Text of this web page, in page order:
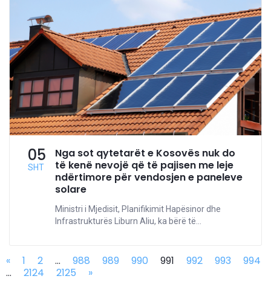
05
SHT
Nga sot qytetarët e Kosovës nuk do
të kenë nevojë që të pajisen me leje
ndërtimore për vendosjen e paneleve
solare
Ministri i Mjedisit, Planifikimit Hapësinor dhe
Infrastrukturës Liburn Aliu, ka bërë të...
« 1 2 ... 988 989 990 991 992 993
994
...
2124 2125 »